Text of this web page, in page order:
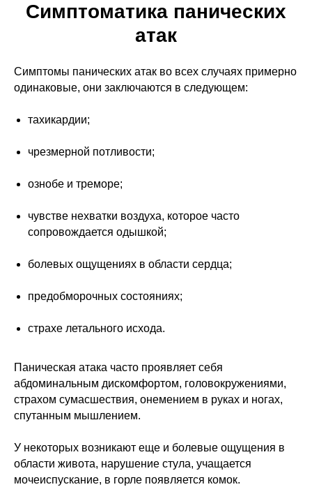
Симптоматика панических
атак
Симптомы панических атак во всех случаях примерно
одинаковые, они заключаются в следующем:
тахикардии;
чрезмерной потливости;
ознобе и треморе;
чувстве нехватки воздуха, которое часто
сопровождается одышкой;
болевых ощущениях в области сердца;
предобморочных состояниях;
страхе летального исхода.
Паническая атака часто проявляет себя
абдоминальным дискомфортом, головокружениями,
страхом сумасшествия, онемением в руках и ногах,
спутанным мышлением.
У некоторых возникают еще и болевые ощущения в
области живота, нарушение стула, учащается
мочеиспускание, в горле появляется комок.